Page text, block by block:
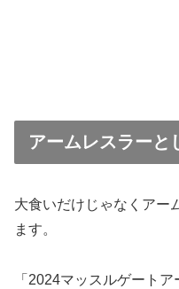
アームレスラーと
大食いだけじゃなくアー
ます。
「2024マッスルゲート